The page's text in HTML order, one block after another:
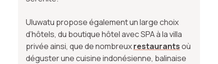
Uluwatu propose également un large choix
d’hôtels, du boutique hôtel avec SPA à la villa
privée ainsi, que de nombreuxrestaurantsoù
déguster une cuisine indonésienne, balinaise